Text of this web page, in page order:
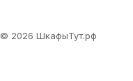
© 2026 ШкафыТут.рф